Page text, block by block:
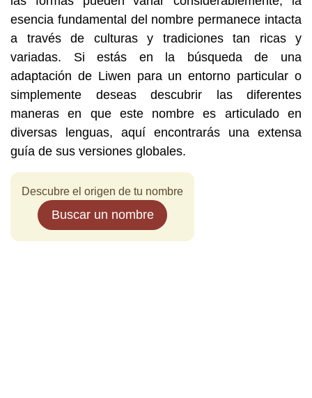
esencia fundamental del nombre permanece intacta
a través de culturas y tradiciones tan ricas y
variadas. Si estás en la búsqueda de una
adaptación de Liwen para un entorno particular o
simplemente deseas descubrir las diferentes
maneras en que este nombre es articulado en
diversas lenguas, aquí encontrarás una extensa
guía de sus versiones globales.
Descubre el origen de tu nombre
Buscar un nombre